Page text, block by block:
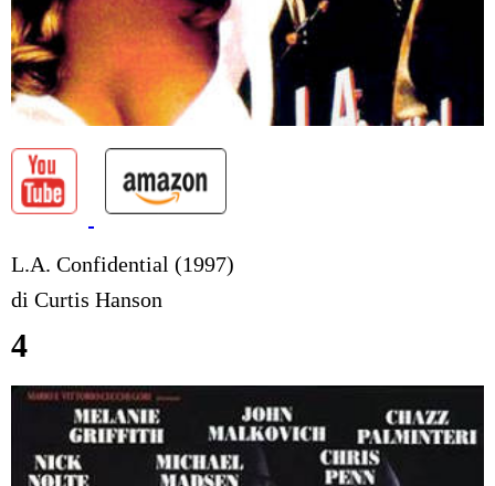
L.A. Confidential (1997)
di Curtis Hanson
4